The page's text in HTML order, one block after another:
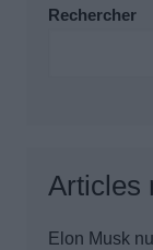
Rechercher
Articles
Elon Musk